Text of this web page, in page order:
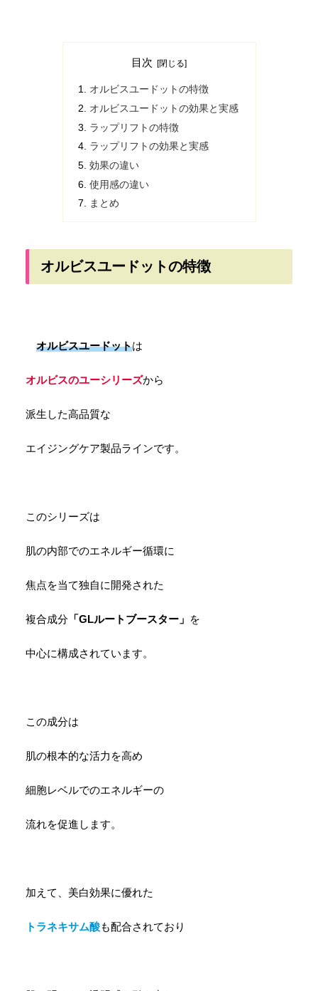
目次
オルビスユードットの特徴
オルビスユードットの効果と実感
ラップリフトの特徴
ラップリフトの効果と実感
効果の違い
使用感の違い
まとめ
オルビスユードットの特徴
オルビスユードットは
オルビスのユーシリーズから
派生した高品質な
エイジングケア製品ラインです。
このシリーズは
肌の内部でのエネルギー循環に
焦点を当て独自に開発された
複合成分 「GLルートブースター」 を
中心に構成されています。
この成分は
肌の根本的な活力を高め
細胞レベルでのエネルギーの
流れを促進します。
加えて、美白効果に優れた
トラネキサム酸も配合されており